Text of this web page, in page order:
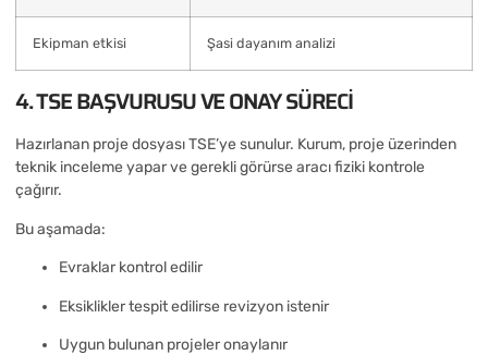
Ekipman etkisi Şasi dayanım analizi
4. TSE BAŞVURUSU VE ONAY SÜRECI
Hazırlanan proje dosyası TSE’ye sunulur. Kurum, proje üzerinden
teknik inceleme yapar ve gerekli görürse aracı fiziki kontrole
çağırır.
Bu aşamada:
Evraklar kontrol edilir
Eksiklikler tespit edilirse revizyon istenir
Uygun bulunan projeler onaylanır